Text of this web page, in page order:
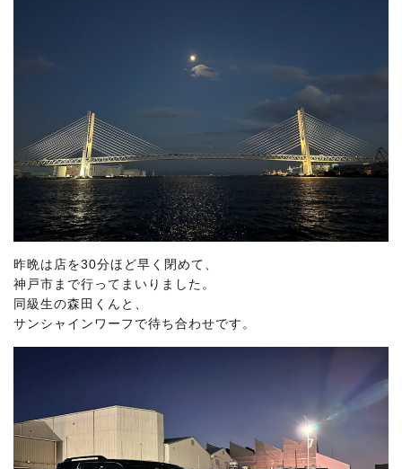
昨晩は店を30分ほど早く閉めて、
神戸市まで行ってまいりました。
同級生の森田くんと、
サンシャインワーフで待ち合わせです。